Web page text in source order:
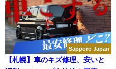
Sapporo Japan
【札幌】車のキズ修理、安いと